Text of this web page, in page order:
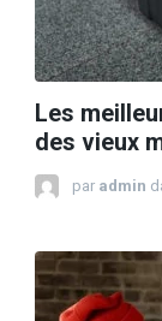
Les
des vieux
par admin